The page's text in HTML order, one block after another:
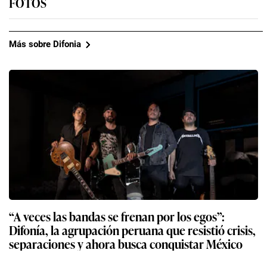
Más sobre Difonia
“A veces las bandas se frenan por los egos”:
Difonía, la agrupación peruana que resistió crisis,
separaciones y ahora busca conquistar México